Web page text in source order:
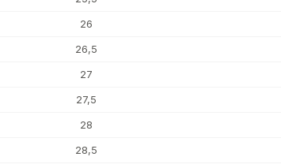
26
26,5
27
27,5
28
28,5